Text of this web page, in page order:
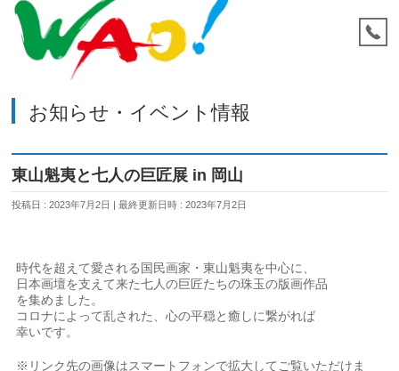
お知らせ・イベント情報
東山魁夷と七人の巨匠展 in 岡山
投稿日 : 2023年7月2日 最終更新日時 : 2023年7月2日
時代を超えて愛される国民画家・東山魁夷を中心に、
日本画壇を支えて来た七人の巨匠たちの珠玉の版画作品
を集めました。
コロナによって乱された、心の平穏と癒しに繋がれば
幸いです。
※リンク先の画像はスマートフォンで拡大してご覧いただけま